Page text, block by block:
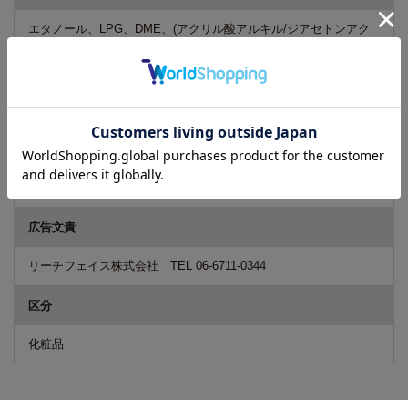
エタノール、LPG、DME、(アクリル酸アルキル/ジアセトンアク
ルPABAエチルヘキシル、BG、香料
ご注意
います。そのため、一時的に新旧デザインが混在する場合もござ
います。予めご了承くださいますようお願いいたします。
広告文責
リーチフェイス株式会社 TEL 06-6711-0344
区分
化粧品